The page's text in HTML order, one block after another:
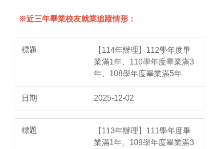
※近三年畢業校友就業追蹤情形：
【114年辦理】112學年度畢
業滿1年、110學年度畢業滿3
年、108學年度畢業滿5年
2025-12-02
【113年辦理】111學年度畢
業滿1年、109學年度畢業滿3